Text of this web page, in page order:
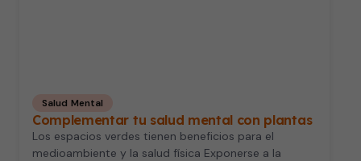
Salud Mental
Complementar tu salud mental con plantas
Los espacios verdes tienen beneficios para el
medioambiente y la salud física Exponerse a la